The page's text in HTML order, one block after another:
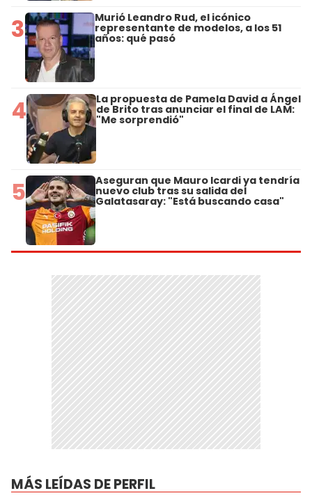
3 Murió Leandro Rud, el icónico
representante de modelos, a los 51
años: qué pasó
4 La propuesta de Pamela David a Ángel
de Brito tras anunciar el final de LAM:
"Me sorprendió"
5 Aseguran que Mauro Icardi ya tendría
nuevo club tras su salida del
Galatasaray: "Está buscando casa"
MÁS LEÍDAS DE PERFIL